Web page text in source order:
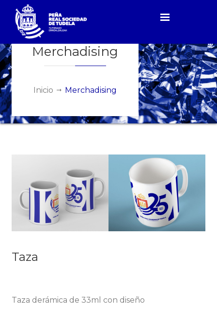
Merchadising
Inicio Merchadising
Taza
Taza derámica de 33ml con diseño